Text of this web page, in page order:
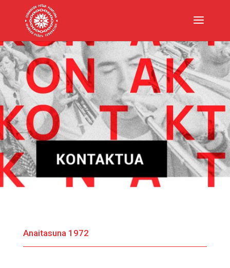
Anaitasuna 1972